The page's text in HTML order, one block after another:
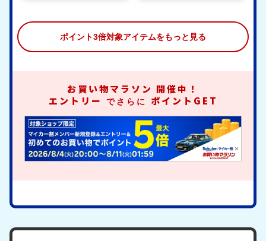
ポイント3倍対象アイテムをもっと見る
お買い物マラソン 開催中！
エントリー
でさらに ポイントGET